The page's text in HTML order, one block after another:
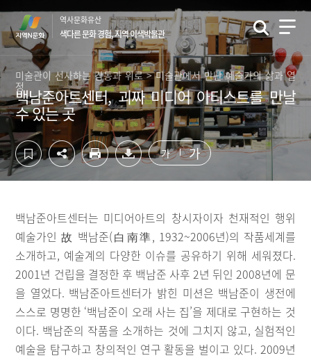
컨
츠
영
역
바
로
가
기
하
영
역
바
로
가
기
역사문화유산
색다른 문화 경험, 지역 이색박물관
미술관이 선사하는 감동과 위로 > 미술관에서 만난 예술가의 삶과 열
정
백남준아트센터, 괴짜 미디어 아티스트를 만날
수 있는 곳
가 가
백남준아트센터는 미디어아트의 창시자이자 천재적인 행위
예술가인 故 백남준(白南準, 1932~2006년)의 작품세계를
소개하고, 예술계의 다양한 이슈를 공유하기 위해 세워졌다.
2001년 건립을 결정한 후 백남준 사후 2년 뒤인 2008년에 문
을 열었다. 백남준아트센터가 밝힌 미션은 백남준이 생전에
스스로 명명한 ‘백남준이 오래 사는 집’을 제대로 구현하는 것
이다. 백남준의 작품을 소개하는 것에 그치지 않고, 실험적인
예술을 탐구하고 창의적인 연구 활동을 벌이고 있다. 2009년